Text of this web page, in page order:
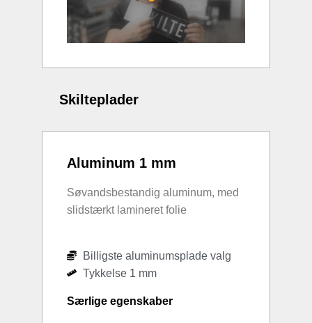
Skilteplader
Aluminum 1 mm
Søvandsbestandig aluminum, med
slidstærkt lamineret folie
Billigste aluminumsplade valg
Tykkelse 1 mm
Særlige egenskaber